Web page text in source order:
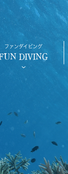
ファンダイビング
DIVING